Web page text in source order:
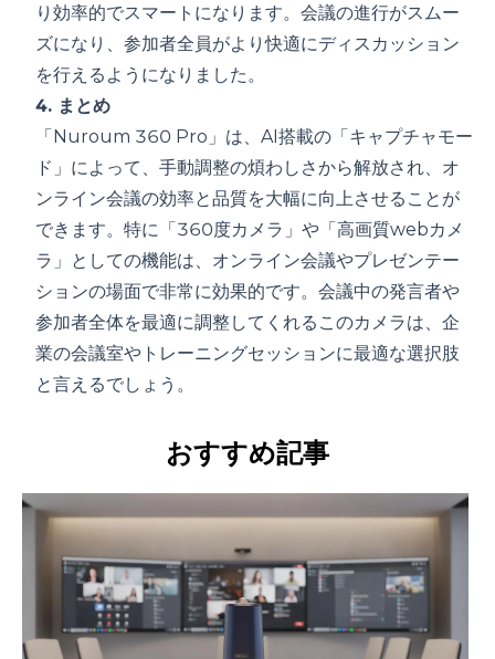
り効率的でスマートになります。会議の進行がスムー
ズになり、参加者全員がより快適にディスカッション
を行えるようになりました。
4. まとめ
「Nuroum 360 Pro」は、AI搭載の「キャプチャモー
ド」によって、手動調整の煩わしさから解放され、オ
ンライン会議の効率と品質を大幅に向上させることが
できます。特に「360度カメラ」や「高画質webカメ
ラ」としての機能は、オンライン会議やプレゼンテー
ションの場面で非常に効果的です。会議中の発言者や
参加者全体を最適に調整してくれるこのカメラは、企
業の会議室やトレーニングセッションに最適な選択肢
と言えるでしょう。
おすすめ記事